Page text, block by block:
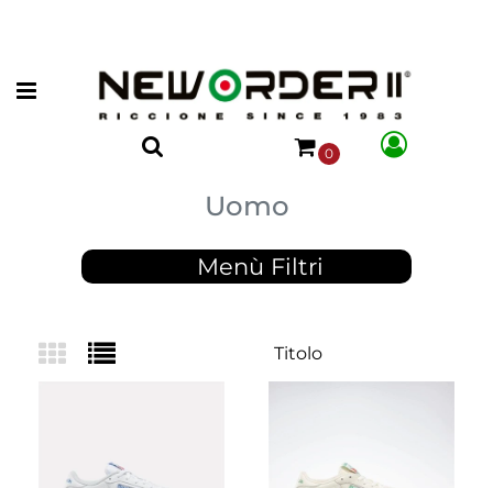
Open menu
0
Uomo
Menù Filtri